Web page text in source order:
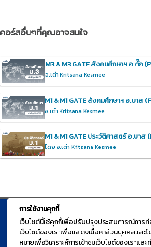
คอร์สอื่นๆที่คุณอาจสนใจ
M3 & M3 GATE สังคมศึกษาฯ อ.ตั๊ก
อ.เต๋า Kritsana Kesmee
M1 & M1 GATE สังคมศึกษาฯ อ.บาส
อ.เต๋า Kritsana Kesmee
M1 & M1 GATE ประวัติศาสตร์ อ.บาส
โดย อ.เต๋า Kritsana Kesmee
การใช้งานคุกกี้
เว็บไซต์นี้ใช้คุกกี้เพื่อปรับปรุงประสบการณ์การ
เว็บไซต์ของเราเพื่อแสดงเนื้อหาส่วนบุคคลและ
หมายเพื่อวิเคราะห์การเข้าชมเว็บไซต์ของเราและ
© TGURU.online 2026 All right reserved. v1.0
Square